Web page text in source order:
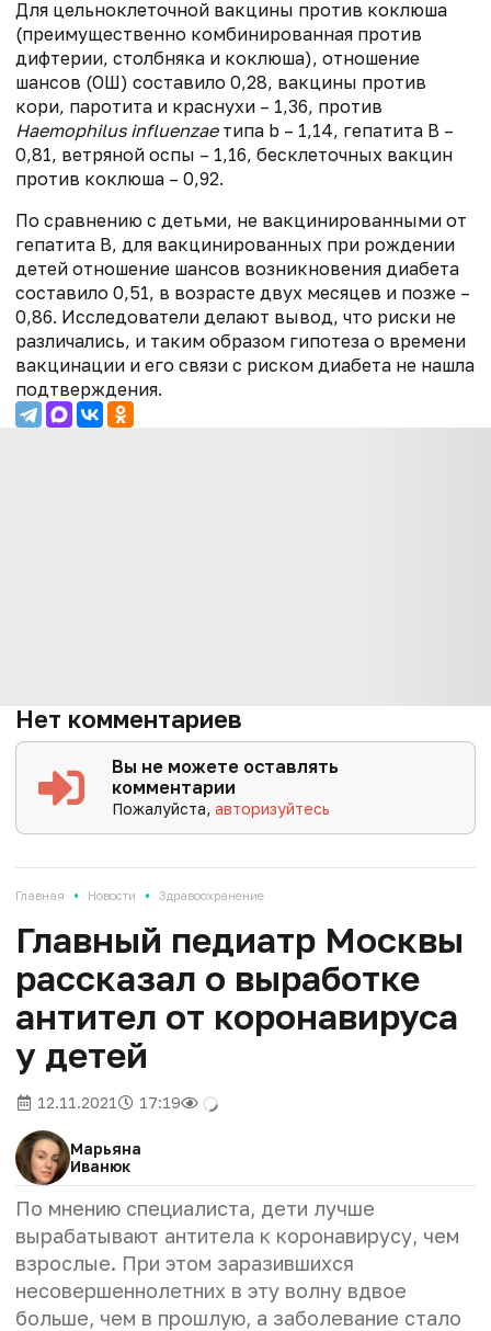
Для цельноклеточной вакцины против коклюша
(преимущественно комбинированная против
дифтерии, столбняка и коклюша), отношение
шансов (ОШ) составило 0,28, вакцины против
кори, паротита и краснухи – 1,36, против
Haemophilus influenzaeтипа b – 1,14, гепатита B –
0,81, ветряной оспы – 1,16, бесклеточных вакцин
против коклюша – 0,92.
По сравнению с детьми, не вакцинированными от
гепатита B, для вакцинированных при рождении
детей отношение шансов возникновения диабета
составило 0,51, в возрасте двух месяцев и позже –
0,86. Исследователи делают вывод, что риски не
различались, и таким образом гипотеза о времени
вакцинации и его связи с риском диабета не нашла
подтверждения.
Нет комментариев
Вы не можете оставлять
комментарии
Пожалуйста,авторизуйтесь
Главная • Новости • Здравоохранение
Главный педиатр Москвы
рассказал о выработке
антител от коронавируса
у детей
12.11.2021 17:19
Марьяна
Иванюк
По мнению специалиста, дети лучше
вырабатывают антитела к коронавирусу, чем
взрослые. При этом заразившихся
несовершеннолетних в эту волну вдвое
больше, чем в прошлую, а заболевание стало